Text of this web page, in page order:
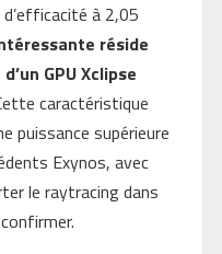
à 2,05
réside
GPU Xclipse
caractéristique
puissance supérieure
Exynos, avec
le raytracing dans